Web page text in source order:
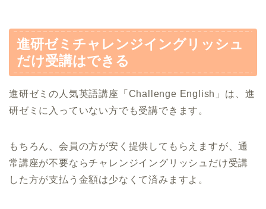
進研ゼミチャレンジイングリッシュ
だけ受講はできる
進研ゼミの人気英語講座「Challenge English」は、進
研ゼミに入っていない方でも受講できます。
もちろん、会員の方が安く提供してもらえますが、通
常講座が不要ならチャレンジイングリッシュだけ受講
した方が支払う金額は少なくて済みますよ。